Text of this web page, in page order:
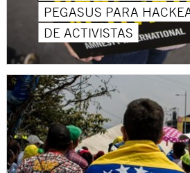
PEGASUS PARA
DE ACTIVISTAS